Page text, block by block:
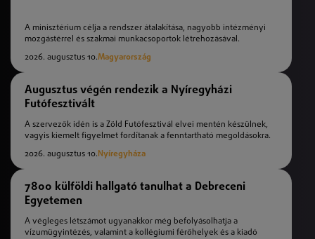
A minisztérium célja a rendszer átalakítása, nagyobb intézményi
mozgástérrel és szakmai munkacsoportok létrehozásával.
2026. augusztus 10.Magyarország
Augusztus végén rendezik a Nyíregyházi
Futófesztivált
A szervezők idén is a Zöld Futófesztivál elvei mentén készülnek,
vagyis kiemelt figyelmet fordítanak a fenntartható megoldásokra.
2026. augusztus 10. Nyíregyháza
7800 külföldi hallgató tanulhat a Debreceni
Egyetemen
A végleges létszámot ugyanakkor még befolyásolhatja a
vízumügyintézés, valamint a kollégiumi férőhelyek és a kiadó